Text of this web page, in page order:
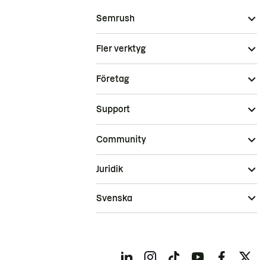
Semrush
Fler verktyg
Företag
Support
Community
Juridik
Svenska